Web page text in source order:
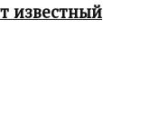
известный